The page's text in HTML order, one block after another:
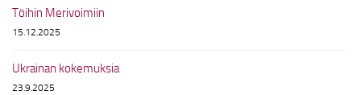
Töihin Merivoimiin
15.12.2025
Ukrainan kokemuksia
23.9.2025